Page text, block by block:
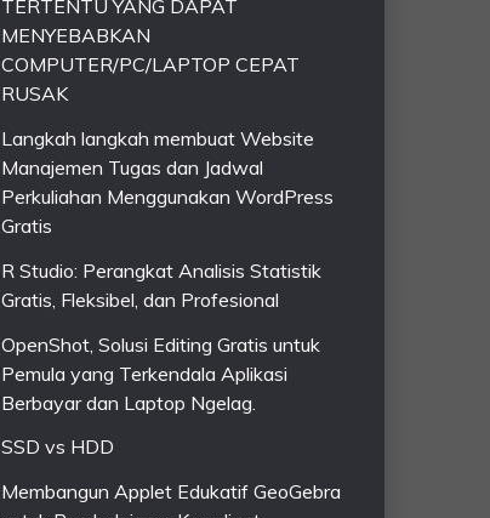
TERTENTU YANG DAPAT
MENYEBABKAN
COMPUTER/PC/LAPTOP CEPAT
RUSAK
Langkah langkah membuat Website
Manajemen Tugas dan Jadwal
Perkuliahan Menggunakan WordPress
Gratis
R Studio: Perangkat Analisis Statistik
Gratis, Fleksibel, dan Profesional
OpenShot, Solusi Editing Gratis untuk
Pemula yang Terkendala Aplikasi
Berbayar dan Laptop Ngelag.
SSD vs HDD
Membangun Applet Edukatif GeoGebra